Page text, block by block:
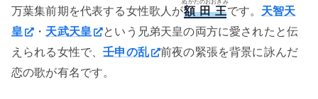
万葉集前期を代表する女性歌人が額田王
ぬかたのおおきみ
です。 天智天
皇
・ 天武天皇
という兄弟天皇の両方に愛されたと伝
えられる女性で、壬申の乱
前夜の緊張を背景に詠んだ
恋の歌が有名です。